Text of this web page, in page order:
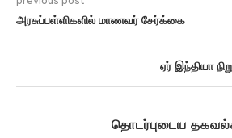
அரசுப்பள்ளிகளில் மாணவர் சேர்க்கை
ஏர் இந்தியா
தொடர்புடைய